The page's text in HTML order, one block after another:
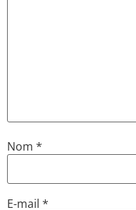
Nom *
E-mail *